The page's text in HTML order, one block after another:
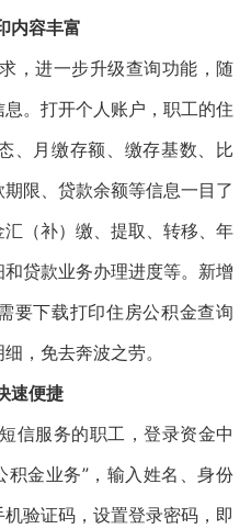
内容丰富
，进一步升级查询功能，随
。打开个人账户，职工的住
、月缴存额、缴存基数、比
限、贷款余额等信息一目了
（补）缴、提取、转移、年
贷款业务办理进度等。新增
要下载打印住房公积金查询
，免去奔波之劳。
速便捷
信服务的职工，登录资金中
金业务”，输入姓名、身份
验证码，设置登录密码，即